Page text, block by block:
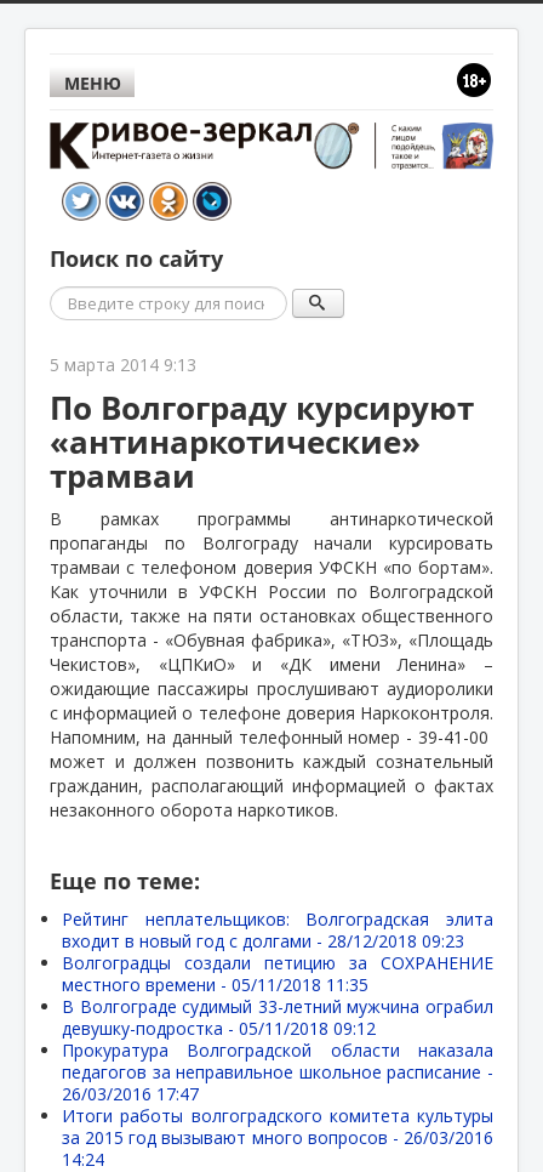
МЕНЮ
Поиск по сайту
Поиск
5 марта 2014 9:13
По Волгограду курсируют
«антинаркотические»
трамваи
В рамках программы антинаркотической
пропаганды по Волгограду начали курсировать
трамваи с телефоном доверия УФСКН «по бортам».
Как уточнили в УФСКН России по Волгоградской
области, также на пяти остановках общественного
транспорта - «Обувная фабрика», «ТЮЗ», «Площадь
Чекистов», «ЦПКиО» и «ДК имени Ленина» –
ожидающие пассажиры прослушивают аудиоролики
с информацией о телефоне доверия Наркоконтроля.
Напомним, на данный телефонный номер - 39-41-00
может и должен позвонить каждый сознательный
гражданин, располагающий информацией о фактах
незаконного оборота наркотиков.
Еще по теме:
Рейтинг неплательщиков: Волгоградская элита
входит в новый год с долгами - 28/12/2018 09:23
Волгоградцы создали петицию за СОХРАНЕНИЕ
местного времени - 05/11/2018 11:35
В Волгограде судимый 33-летний мужчина ограбил
девушку-подростка - 05/11/2018 09:12
Прокуратура Волгоградской области наказала
педагогов за неправильное школьное расписание -
26/03/2016 17:47
Итоги работы волгоградского комитета культуры
за 2015 год вызывают много вопросов - 26/03/2016
14:24